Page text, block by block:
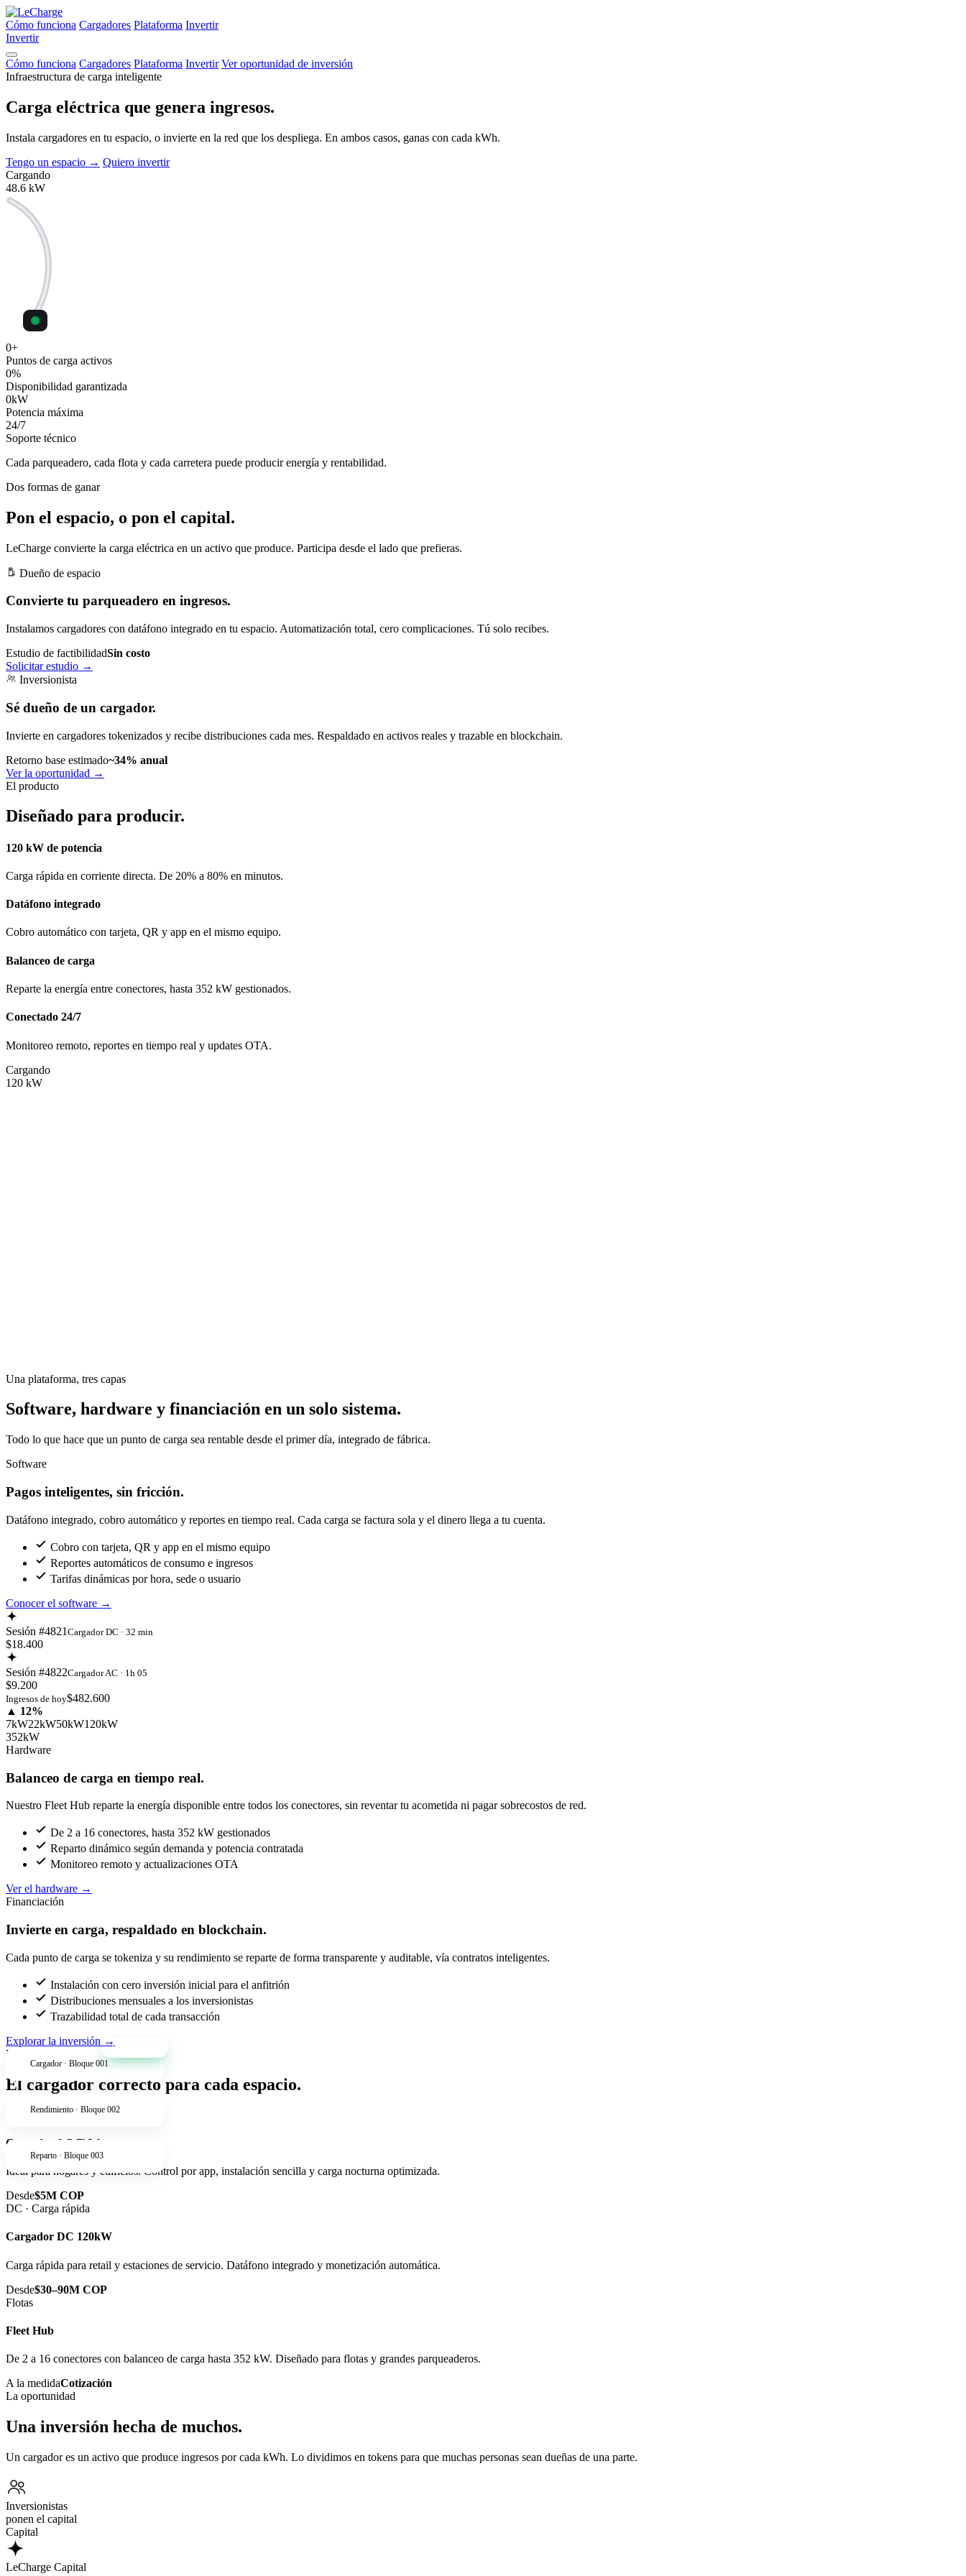
Cómo funciona Cargadores Plataforma Invertir
Invertir
Cómo funciona Cargadores Plataforma Invertir Ver oportunidad de inversión
Infraestructura de carga inteligente
Carga eléctrica que genera ingresos.
Instala cargadores en tu espacio, o invierte en la red que los despliega. En ambos casos, ganas con cada kWh.
Tengo un espacio → Quiero invertir
Cargando
48.6 kW
0+
Puntos de carga activos
0%
Disponibilidad garantizada
0kW
Potencia máxima
24/7
Soporte técnico
Cada parqueadero, cada flota y cada carretera puede producirenergía y rentabilidad.
Dos formas de ganar
Pon el espacio, o pon el capital.
LeCharge convierte la carga eléctrica en un activo que produce. Participa desde el lado que prefieras.
Dueño de espacio
Convierte tu parqueadero en ingresos.
Instalamos cargadores con datáfono integrado en tu espacio. Automatización total, cero complicaciones. Tú solo recibes.
Estudio de factibilidadSin costo
Solicitar estudio →
Inversionista
Sé dueño de un cargador.
Invierte en cargadores tokenizados y recibe distribuciones cada mes. Respaldado en activos reales y trazable en blockchain.
Retorno base estimado~34% anual
Ver la oportunidad →
El producto
Diseñado para producir.
120 kW de potencia
Carga rápida en corriente directa. De 20% a 80% en minutos.
Datáfono integrado
Cobro automático con tarjeta, QR y app en el mismo equipo.
Balanceo de carga
Reparte la energía entre conectores, hasta 352 kW gestionados.
Conectado 24/7
Monitoreo remoto, reportes en tiempo real y updates OTA.
Cargando
120 kW
Una plataforma, tres capas
Software, hardware y financiación en un solo sistema.
Todo lo que hace que un punto de carga sea rentable desde el primer día, integrado de fábrica.
Software
Pagos inteligentes, sin fricción.
Datáfono integrado, cobro automático y reportes en tiempo real. Cada carga se factura sola y el dinero llega a tu cuenta.
Cobro con tarjeta, QR y app en el mismo equipo
Reportes automáticos de consumo e ingresos
Tarifas dinámicas por hora, sede o usuario
Conocer el software →
Sesión #4821 Cargador DC · 32 min
$18.400
Sesión #4822Cargador AC · 1h 05
$9.200
Ingresos de hoy$482.600
▲ 12%
7kW22kW50kW120kW
352kW
Hardware
Balanceo de carga en tiempo real.
Nuestro Fleet Hub reparte la energía disponible entre todos los conectores, sin reventar tu acometida ni pagar sobrecostos de red.
De 2 a 16 conectores, hasta 352 kW gestionados
Reparto dinámico según demanda y potencia contratada
Monitoreo remoto y actualizaciones OTA
Ver el hardware →
Financiación
Invierte en carga, respaldado en blockchain.
Cada punto de carga se tokeniza y su rendimiento se reparte de forma transparente y auditable, vía contratos inteligentes.
Instalación con cero inversión inicial para el anfitrión
Distribuciones mensuales a los inversionistas
Trazabilidad total de cada transacción
Explorar la inversión →
+34% anual
Cargador · Bloque 001
Rendimiento · Bloque 002
Reparto · Bloque 003
Productos
El cargador correcto para cada espacio.
AC · Residencial
Cargador AC 7kW
Ideal para hogares y edificios. Control por app, instalación sencilla y carga nocturna optimizada.
Desde$5M COP
DC · Carga rápida
Cargador DC 120kW
Carga rápida para retail y estaciones de servicio. Datáfono integrado y monetización automática.
Desde$30–90M COP
Flotas
Fleet Hub
De 2 a 16 conectores con balanceo de carga hasta 352 kW. Diseñado para flotas y grandes parqueaderos.
A la medidaCotización
La oportunidad
Una inversión hecha de muchos.
Un cargador es un activo que produce ingresos por cada kWh. Lo dividimos en tokens para que muchas personas sean dueñas de una parte.
Inversionistas
ponen el capital
Capital
LeCharge Capital